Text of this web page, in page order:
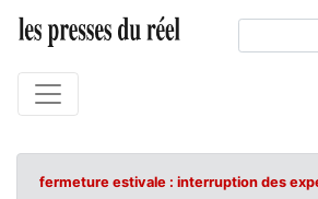
fermeture estivale : interruption des